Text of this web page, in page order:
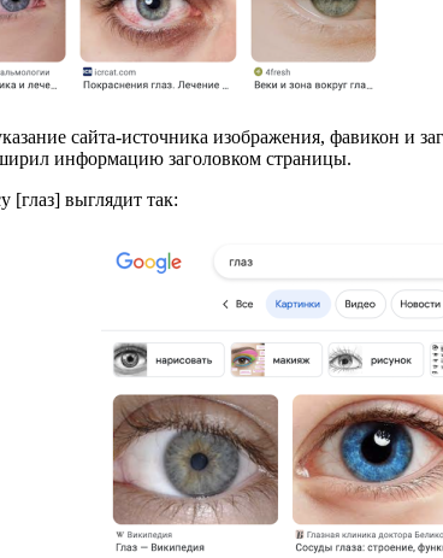
сайта-источника изображения, фавикон и
информацию заголовком страницы.
[глаз] выглядит так: